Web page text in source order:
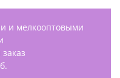
и мелкооптовыми